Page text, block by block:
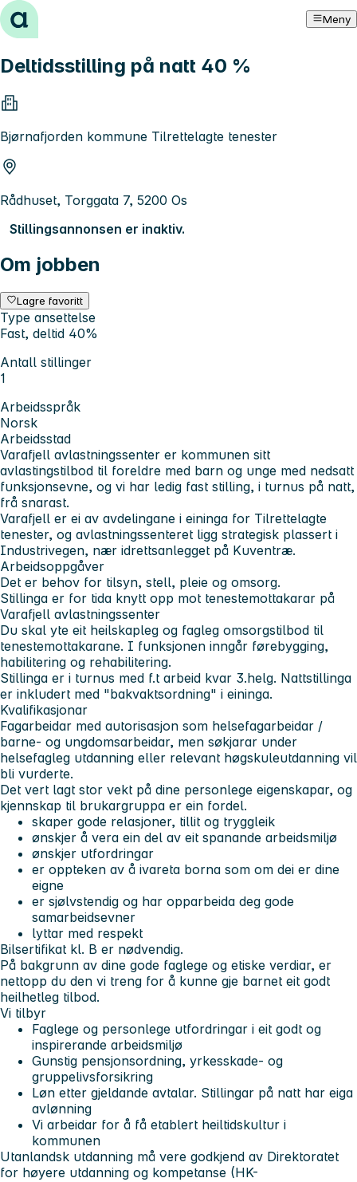
Hopp til innhold Meny
Deltidsstilling på natt 40 %
Bjørnafjorden kommune Tilrettelagte tenester
Rådhuset, Torggata 7, 5200 Os
Stillingsannonsen er inaktiv.
Om jobben
Lagre favoritt
Type ansettelse
Fast, deltid 40%
Antall stillinger
1
Arbeidsspråk
Norsk
Arbeidsstad
Varafjell avlastningssenter er kommunen sitt
avlastingstilbod til foreldre med barn og unge med nedsatt
funksjonsevne, og vi har ledig fast stilling, i turnus på natt,
frå snarast.
Varafjell er ei av avdelingane i eininga for Tilrettelagte
tenester, og avlastningssenteret ligg strategisk plassert i
Industrivegen, nær idrettsanlegget på Kuventræ.
Arbeidsoppgåver
Det er behov for tilsyn, stell, pleie og omsorg.
Stillinga er for tida knytt opp mot tenestemottakarar på
Varafjell avlastningssenter
Du skal yte eit heilskapleg og fagleg omsorgstilbod til
tenestemottakarane. I funksjonen inngår førebygging,
habilitering og rehabilitering.
Stillinga er i turnus med f.t arbeid kvar 3.helg. Nattstillinga
er inkludert med "bakvaktsordning" i eininga.
Kvalifikasjonar
Fagarbeidar med autorisasjon som helsefagarbeidar /
barne- og ungdomsarbeidar, men søkjarar under
helsefagleg utdanning eller relevant høgskuleutdanning vil
bli vurderte.
Det vert lagt stor vekt på dine personlege eigenskapar, og
kjennskap til brukargruppa er ein fordel.
skaper gode relasjoner, tillit og tryggleik
ønskjer å vera ein del av eit spanande arbeidsmiljø
ønskjer utfordringar
er oppteken av å ivareta borna som om dei er dine
eigne
er sjølvstendig og har opparbeida deg gode
samarbeidsevner
lyttar med respekt
Bilsertifikat kl. B er nødvendig.
På bakgrunn av dine gode faglege og etiske verdiar, er
nettopp du den vi treng for å kunne gje barnet eit godt
heilhetleg tilbod.
Vi tilbyr
Faglege og personlege utfordringar i eit godt og
inspirerande arbeidsmiljø
Gunstig pensjonsordning, yrkesskade- og
gruppelivsforsikring
Løn etter gjeldande avtalar. Stillingar på natt har eiga
avlønning
Vi arbeidar for å få etablert heiltidskultur i
kommunen
Utanlandsk utdanning må vere godkjend av Direktoratet
for høyere utdanning og kompetanse (HK-